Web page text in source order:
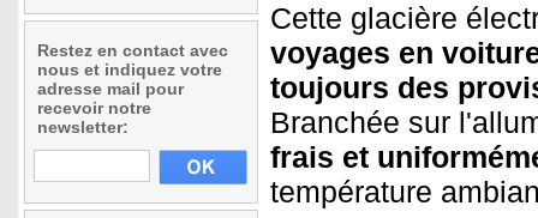
Restez en contact avec
nous et indiquez votre
adresse mail pour
recevoir notre
newsletter:
Cette glacière
voyages en
toujours des
Branchée sur
frais et
température